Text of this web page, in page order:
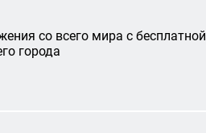
со всего мира с бесплатной
города